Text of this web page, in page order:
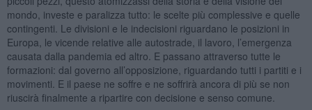
mondo, investe e paralizza tutto: le scelte più complessive e quelle
contingenti. Le divisioni e le indecisioni riguardano le posizioni in
Europa, le vicende relative alle autostrade, il lavoro, l’emergenza
causata dalla pandemia ed altro. E passano attraverso tutte le
formazioni: dal governo all’opposizione, riguardando tutti i partiti e i
movimenti. E il paese ne soffre e ne soffrirà ancora di più se non
riuscirà finalmente a ripartire con decisione e senso comune.